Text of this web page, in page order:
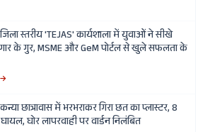
स्तरीय 'TEJAS' कार्यशाला में युवाओं ने सीखे
के गुर, MSME और GeM पोर्टल से खुले सफलता के
→
छात्रावास में भरभराकर गिरा छत का प्लास्टर, 8
घायल, घोर लापरवाही पर वार्डन निलंबित